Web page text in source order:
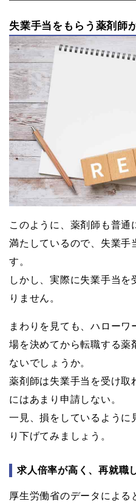
失業手当をもらう薬剤師
このように、薬剤師も普通
満たしているので、失業手
す。
しかし、実際に失業手当
りません。
まわりを見ても、ハロー
場を決めてから転職する薬
ないでしょうか。
薬剤師は失業手当を受け取
にはあまり申請しない。
一見、損をしているように
り下げてみましょう。
求人倍率が高く、再就職
厚生労働省のデータによ